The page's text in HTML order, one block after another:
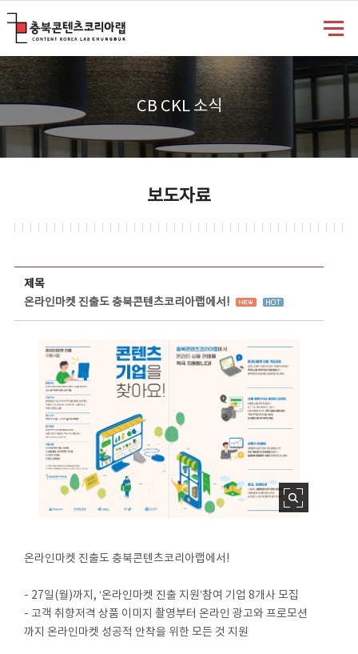
CB CKL 소식
보도자료
제목
온라인마켓 진출도 충북콘텐츠코리아랩에서!
온라인마켓 진출도 충북콘텐츠코리아랩에서!
- 27일(월)까지, ‘온라인마켓 진출 지원’참여 기업 8개사 모집
- 고객 취향저격 상품 이미지 촬영부터 온라인 광고와 프로모션
까지 온라인마켓 성공적 안착을 위한 모든 것 지원